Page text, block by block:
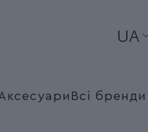
UA
Всі бренди